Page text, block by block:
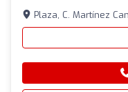
Plaza, C. Martínez